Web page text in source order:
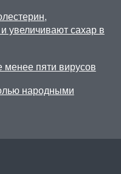
увеличивают сахар в
пяти вирусов
народными